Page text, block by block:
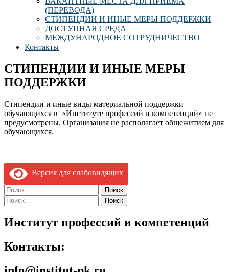
(ПЕРЕВОДА)
СТИПЕНДИИ И ИНЫЕ МЕРЫ ПОДДЕРЖКИ
ДОСТУПНАЯ СРЕДА
МЕЖДУНАРОДНОЕ СОТРУДНИЧЕСТВО
Контакты
СТИПЕНДИИ И ИНЫЕ МЕРЫ
ПОДДЕРЖКИ
Стипендии и иные виды материальной поддержки
обучающихся в «Институте профессий и компетенций» не
предусмотрены. Организация не располагает общежитием для
обучающихся.
Версия для слабовидящих
Найти:
Найти:
Институт профессий и компетенций
Контакты: